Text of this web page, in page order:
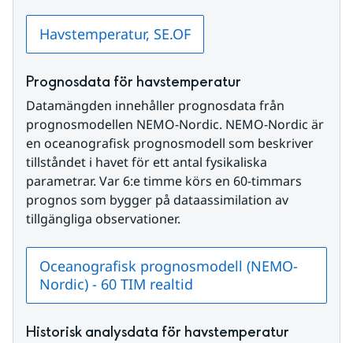
Havstemperatur, SE.OF
Prognosdata för havstemperatur
Datamängden innehåller prognosdata från
prognosmodellen NEMO-Nordic. NEMO-Nordic är
en oceanografisk prognosmodell som beskriver
tillståndet i havet för ett antal fysikaliska
parametrar. Var 6:e timme körs en 60-timmars
prognos som bygger på dataassimilation av
tillgängliga observationer.
Oceanografisk prognosmodell (NEMO-
Nordic) - 60 TIM realtid
Historisk analysdata för havstemperatur